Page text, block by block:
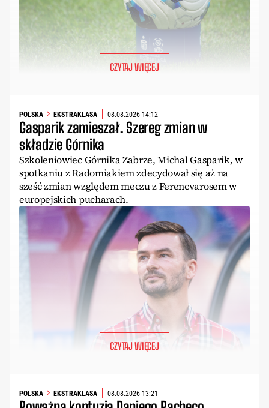
CZYTAJ WIĘCEJ
POLSKA EKSTRAKLASA 08.08.2026 14:12
Gasparik zamieszał. Szereg zmian w
składzie Górnika
Szkoleniowiec Górnika Zabrze, Michal Gasparik, w
spotkaniu z Radomiakiem zdecydował się aż na
sześć zmian względem meczu z Ferencvarosem w
europejskich pucharach.
CZYTAJ WIĘCEJ
POLSKA EKSTRAKLASA 08.08.2026 13:21